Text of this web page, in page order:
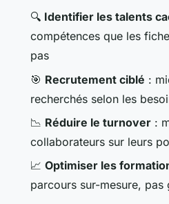
🔍 Identifier les talents
compétences que les
pas
🎯 Recrutement ciblé :
recherchés selon les
📉 Réduire le turnover :
collaborateurs sur leurs
📈 Optimiser les
parcours sur-mesure, pas